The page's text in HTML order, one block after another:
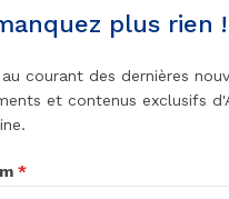
plus rien !
courant des dernières
et contenus exclusifs
*